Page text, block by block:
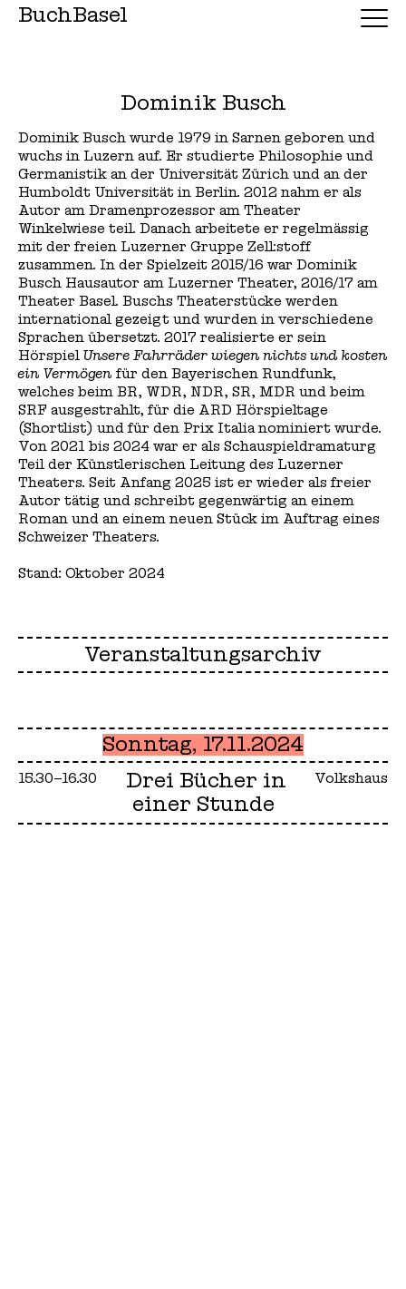
BuchBasel
Dominik Busch
Dominik Busch wurde 1979 in Sarnen geboren und
wuchs in Luzern auf. Er studierte Philosophie und
Germanistik an der Universität Zürich und an der
Humboldt Universität in Berlin. 2012 nahm er als
Autor am Dramenprozessor am Theater
Winkelwiese teil. Danach arbeitete er regelmässig
mit der freien Luzerner Gruppe Zell:stoff
zusammen. In der Spielzeit 2015/16 war Dominik
Busch Hausautor am Luzerner Theater, 2016/17 am
Theater Basel. Buschs Theaterstücke werden
international gezeigt und wurden in verschiedene
Sprachen übersetzt. 2017 realisierte er sein
Hörspiel Unsere Fahrräder wiegen nichts und kosten
ein Vermögen für den Bayerischen Rundfunk,
welches beim BR, WDR, NDR, SR, MDR und beim
SRF ausgestrahlt, für die ARD Hörspieltage
(Shortlist) und für den Prix Italia nominiert wurde.
Von 2021 bis 2024 war er als Schauspieldramaturg
Teil der Künstlerischen Leitung des Luzerner
Theaters. Seit Anfang 2025 ist er wieder als freier
Autor tätig und schreibt gegenwärtig an einem
Roman und an einem neuen Stück im Auftrag eines
Schweizer Theaters.
Stand: Oktober 2024
Veranstaltungsarchiv
Sonntag, 17.11.2024
15.30–16.30 Volkshaus
Drei Bücher in
einer Stunde